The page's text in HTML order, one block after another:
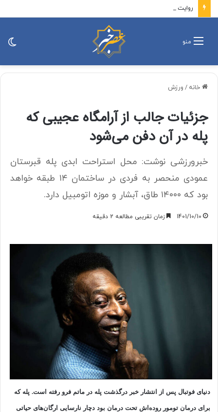
منو
خانه / ورزش
جزئیات جالب از آرامگاه عجیبی که
پله در آن دفن می‌شود
خبرورزشی نوشت: محل استراحت ابدی پله قبرستان
عمودی منحصر به فردی در ساختمان ۱۴ طبقه خواهد
بود که ۱۴۰۰۰ طاق، آبشار و موزه اتومبیل دارد.
1401/10/10 زمان تقریبی مطالعه 2 دقیقه
دنیای فوتبال پس از انتشار خبر درگذشت پله در ماتم فرو رفته است. پله که
برای درمان تومور روده‌اش تحت درمان بود دچار نارسایی ارگان‌های حیاتی